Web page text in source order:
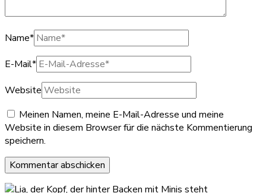
Name*
E-Mail*
Website
Meinen Namen, meine E-Mail-Adresse und meine
Website in diesem Browser für die nächste Kommentierung
speichern.